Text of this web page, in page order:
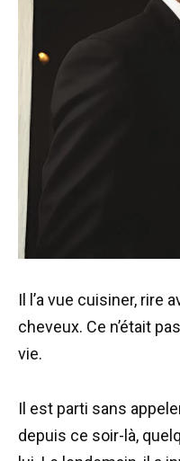
Il l’a vue cuisiner, rire
cheveux. Ce n’était
vie.
Il est parti sans
depuis ce soir-là,